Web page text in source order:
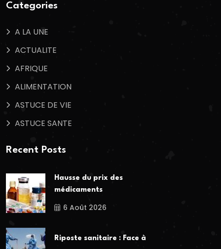
Categories
A LA UNE
ACTUALITE
AFRIQUE
ALIMENTATION
ASTUCE DE VIE
ASTUCE SANTE
Recent Posts
Hausse du prix des
médicaments
6 Août 2026
Riposte sanitaire : Face à